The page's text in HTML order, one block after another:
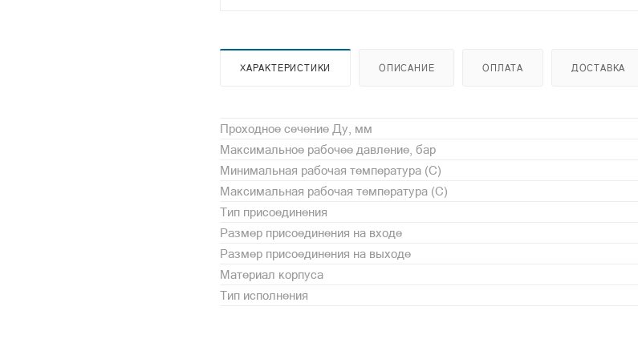
ХАРАКТЕРИСТИКИ ОПИСАНИЕ ОПЛАТА ДОСТАВКА
Проходное сечение Ду, мм
Максимальное рабочее давление, бар
Минимальная рабочая температура (С)
Максимальная рабочая температура (С)
Тип присоединения
Размер присоединения на входе
Размер присоединения на выходе
Материал корпуса
Тип исполнения